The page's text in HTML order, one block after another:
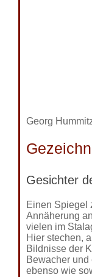
Georg
Gesichter
Einen Spiegel
Annäherung
vielen im
Hier stechen,
Bildnisse der
Bewacher
ebenso wie